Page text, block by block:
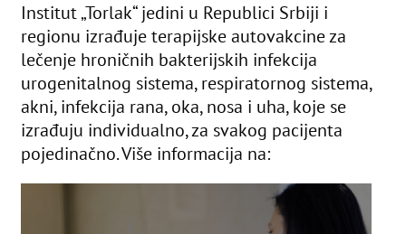
Institut „Torlak“ jedini u Republici Srbiji i
regionu izrađuje terapijske autovakcine za
lečenje hroničnih bakterijskih infekcija
urogenitalnog sistema, respiratornog sistema,
akni, infekcija rana, oka, nosa i uha, koje se
izrađuju individualno, za svakog pacijenta
pojedinačno. Više informacija na: